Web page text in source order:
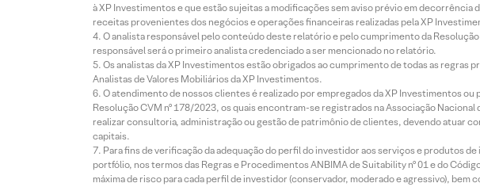
à XP Investimentos e que estão sujeitas a modificações sem aviso prévio em
receitas provenientes dos negócios e operações financeiras realizadas pela XP
O analista responsável pelo conteúdo deste relatório e pelo cumprimento da
responsável será o primeiro analista credenciado a ser mencionado no relatório.
Os analistas da XP Investimentos estão obrigados ao cumprimento de todas as regras
Analistas de Valores Mobiliários da XP Investimentos.
O atendimento de nossos clientes é realizado por empregados da XP Investimentos
Resolução CVM nº 178/2023, os quais encontram-se registrados na Associação
realizar consultoria, administração ou gestão de patrimônio de clientes, devendo atuar
capitais.
Para fins de verificação da adequação do perfil do investidor aos serviços e produtos
portfólio, nos termos das Regras e Procedimentos ANBIMA de Suitability nº 01 e do
máxima de risco para cada perfil de investidor (conservador, moderado e agressivo),